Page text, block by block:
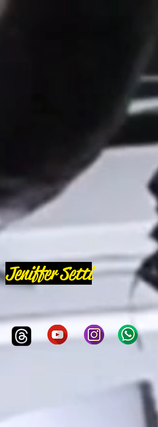
Jeniffer Setti